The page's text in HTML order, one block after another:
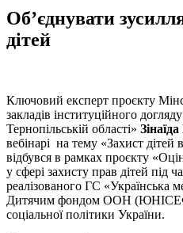
Об’єднувати
дітей
Ключовий експерт проєкту
закладів інституційного
Тернопільській області»
вебінарі на тему «Захист дітей
відбувся в рамках проєкту
у сфері захисту прав дітей під
реалізованого ГС «Українська
Дитячим фондом ООН (ЮНІСЕФ)
соціальної політики України.